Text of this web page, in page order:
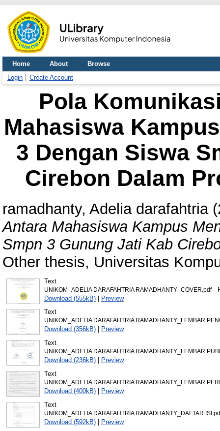
Home About
Browse
Login
Create Account
Pola
Mahasiswa
3 Dengan Siswa
Cirebon Dalam
ramadhanty, Adelia darafahtria
Antara Mahasiswa Kampus
Smpn 3 Gunung Jati Kab
Other thesis, Universitas
Text
UNIKOM_ADELIA DARAFAHTRIA RAMADHANTY_COVER.pdf-
Download (555kB)| Preview
Text
UNIKOM_ADELIA DARAFAHTRIA RAMADHANTY_LEMBAR
Download (356kB)|
Preview
Text
UNIKOM_ADELIA DARAFAHTRIA RAMADHANTY_LEMBAR
Download (236kB)|
Preview
Text
UNIKOM_ADELIA DARAFAHTRIA RAMADHANTY_LEMBAR
Download (400kB)|
Preview
Text
UNIKOM_ADELIA DARAFAHTRIA RAMADHANTY_DAFTAR
Download (592kB)|
Preview